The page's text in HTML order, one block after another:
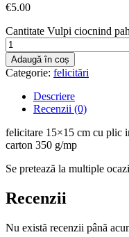
€5.00
Cantitate Vulpi ciocnind
Adaugă în coș
Categorie: felicitări
Descriere
Recenzii (0)
felicitare 15×15 cm cu plic
carton 350 g/mp
Se pretează la multiple
Recenzii
Nu există recenzii până